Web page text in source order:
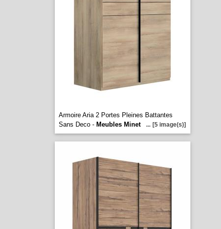
Armoire Aria 2 Portes Pleines Battantes
Sans Deco - Meubles Minet ... [5 image(s)]